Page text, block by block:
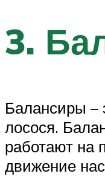
3.
Балансиры –
лосося.
работают на
движение